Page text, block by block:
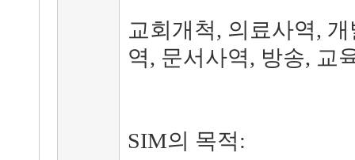
교회개척, 의료사역,
역, 문서사역, 방송, 교
SIM의 목적: